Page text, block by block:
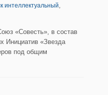
интеллектуальный,
«Совесть», в состав
Инициатив «Звезда
под общим